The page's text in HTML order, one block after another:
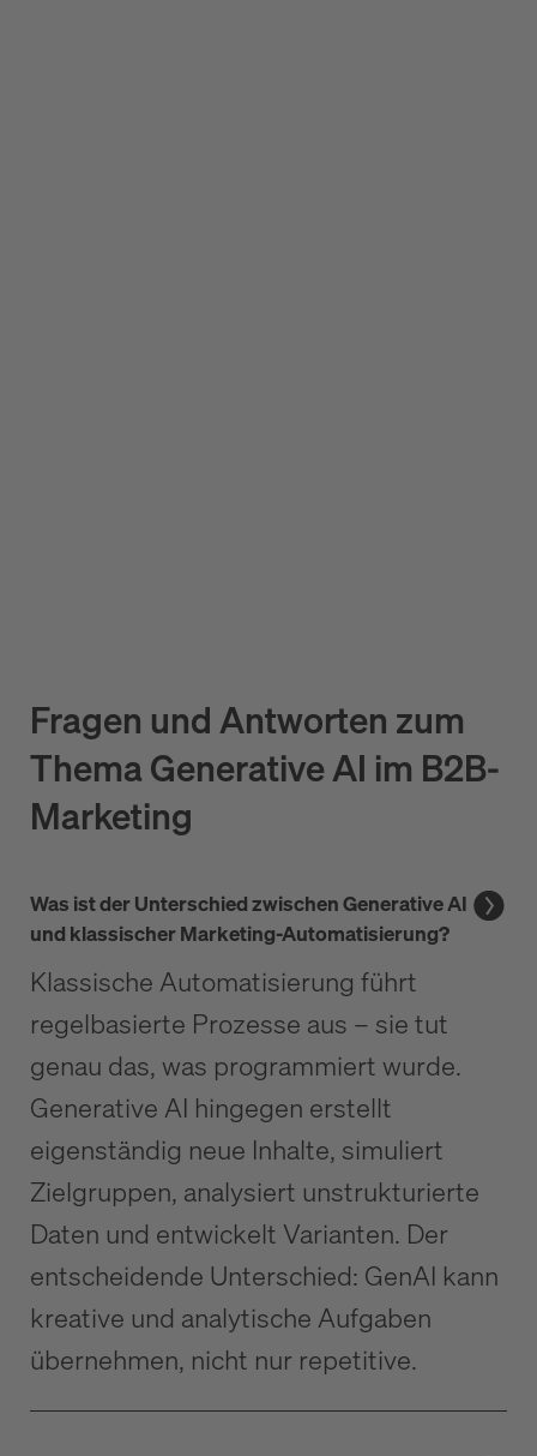
Fragen und Antworten zum
Thema Generative AI im B2B-
Marketing
Was ist der Unterschied zwischen Generative AI
und klassischer Marketing-Automatisierung?
Klassische Automatisierung führt
regelbasierte Prozesse aus – sie tut
genau das, was programmiert wurde.
Generative AI hingegen erstellt
eigenständig neue Inhalte, simuliert
Zielgruppen, analysiert unstrukturierte
Daten und entwickelt Varianten. Der
entscheidende Unterschied: GenAI kann
kreative und analytische Aufgaben
übernehmen, nicht nur repetitive.